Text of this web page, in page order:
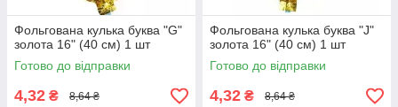
Фольгована кулька буква "G"
золота 16" (40 см) 1 шт
Готово до відправки
4,32 ₴ 8,64 ₴
Фольгована кулька буква "J"
золота 16" (40 см) 1 шт
Готово до відправки
4,32 ₴ 8,64 ₴